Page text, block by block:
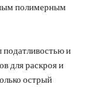
полимерным
податливостью и
для раскроя и
острый